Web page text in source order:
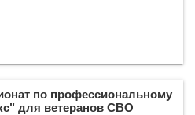
по профессиональному
для ветеранов СВО